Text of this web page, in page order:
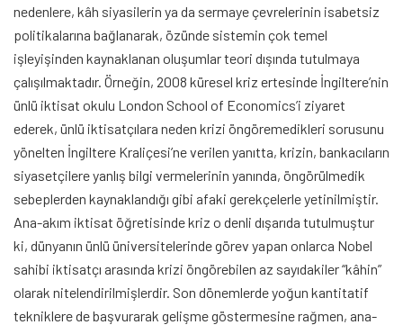
nedenlere, kâh siyasilerin ya da sermaye çevrelerinin isabetsiz
politikalarına bağlanarak, özünde sistemin çok temel
işleyişinden kaynaklanan oluşumlar teori dışında tutulmaya
çalışılmaktadır. Örneğin, 2008 küresel kriz ertesinde İngiltere’nin
ünlü iktisat okulu London School of Economics’i ziyaret
ederek, ünlü iktisatçılara neden krizi öngöremedikleri sorusunu
yönelten İngiltere Kraliçesi’ne verilen yanıtta, krizin, bankacıların
siyasetçilere yanlış bilgi vermelerinin yanında, öngörülmedik
sebeplerden kaynaklandığı gibi afaki gerekçelerle yetinilmiştir.
Ana-akım iktisat öğretisinde kriz o denli dışarıda tutulmuştur
ki, dünyanın ünlü üniversitelerinde görev yapan onlarca Nobel
sahibi iktisatçı arasında krizi öngörebilen az sayıdakiler “kâhin”
olarak nitelendirilmişlerdir. Son dönemlerde yoğun kantitatif
tekniklere de başvurarak gelişme göstermesine rağmen, ana-